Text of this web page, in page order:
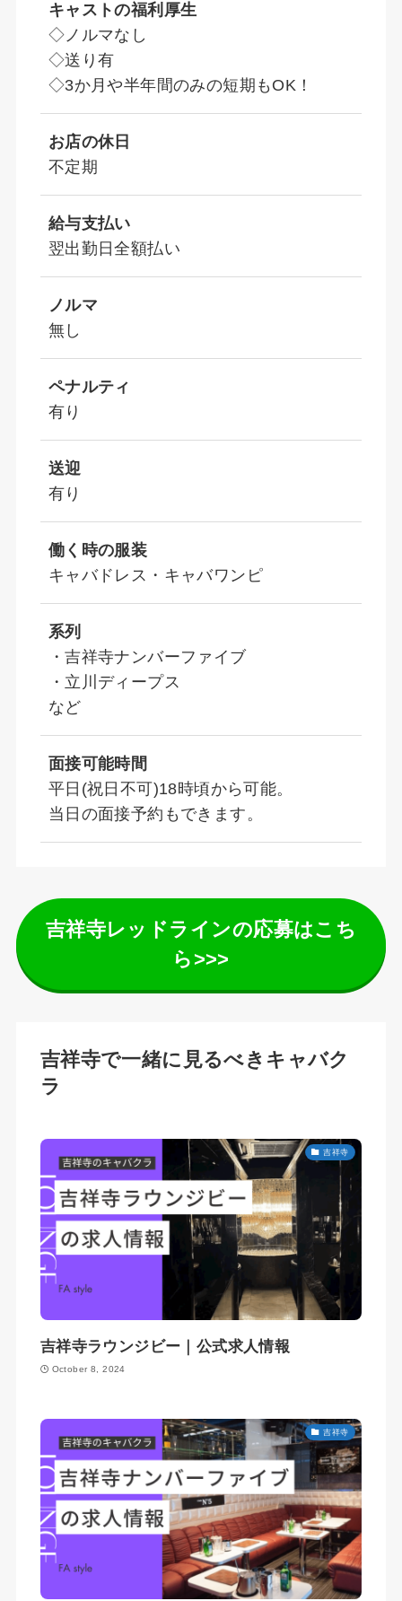
キャストの福利厚生
◇ノルマなし
◇送り有
◇3か月や半年間のみの短期もOK！
お店の休日
不定期
給与支払い
翌出勤日全額払い
ノルマ
無し
ペナルティ
有り
送迎
有り
働く時の服装
キャバドレス・キャバワンピ
系列
・吉祥寺ナンバーファイブ
・立川ディープス
など
面接可能時間
平日(祝日不可)18時頃から可能。
当日の面接予約もできます。
吉祥寺レッドラインの応募はこち
ら>>>
吉祥寺で一緒に見るべきキャバク
ラ
吉祥寺
吉祥寺ラウンジビー｜公式求人情報
October 8, 2024
吉祥寺